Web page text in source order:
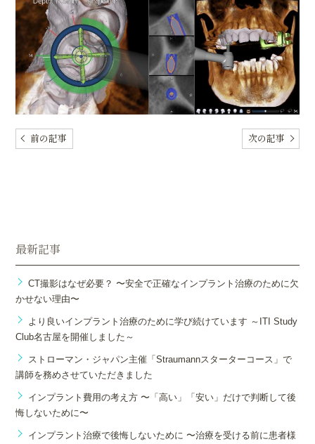
前の記事 次の記事
最新記事
CT撮影はなぜ必要？ 〜安全で正確なインプラント治療のために欠
かせない理由〜
より良いインプラント治療のために学び続けています ～ITI Study
Club名古屋を開催しました～
ストローマン・ジャパン主催「Straumannスターターコース」で
講師を務めさせていただきました
インプラント費用の考え方 〜「高い」「安い」だけで判断して後
悔しないために〜
インプラント治療で後悔しないために 〜治療を受ける前に患者様